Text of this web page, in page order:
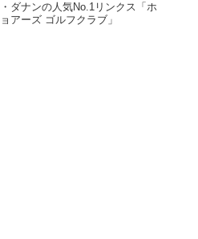
ダナンの人気No.1リンクス「ホ
アーズ ゴルフクラブ」